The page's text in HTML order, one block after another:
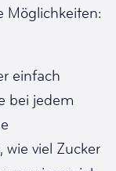
Möglichkeiten:
einfach
bei jedem
viel Zucker